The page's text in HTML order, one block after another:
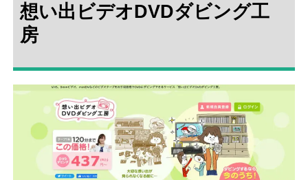
想い出ビデオDVDダビング工
房